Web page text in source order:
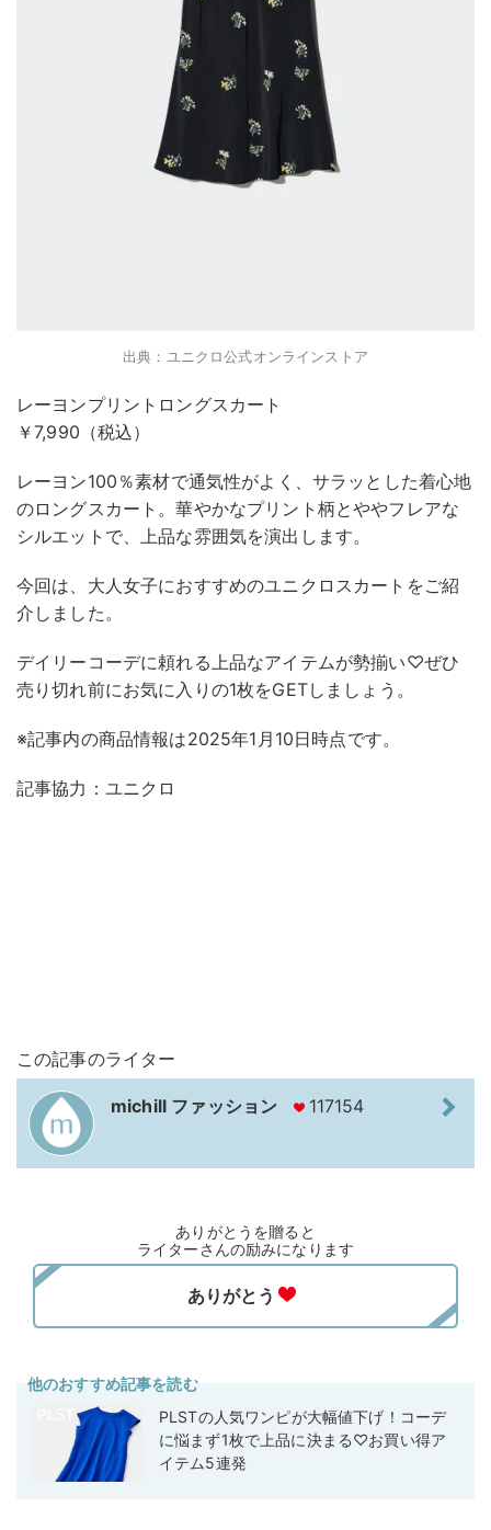
出典：ユニクロ公式オンラインストア
レーヨンプリントロングスカート
￥7,990（税込）
レーヨン100％素材で通気性がよく、サラッとした着心地
のロングスカート。華やかなプリント柄とややフレアな
シルエットで、上品な雰囲気を演出します。
今回は、大人女子におすすめのユニクロスカートをご紹
介しました。
デイリーコーデに頼れる上品なアイテムが勢揃い♡ぜひ
売り切れ前にお気に入りの1枚をGETしましょう。
※記事内の商品情報は2025年1月10日時点です。
記事協力：ユニクロ
この記事のライター
michill ファッション 117154
ありがとうを贈ると
ライターさんの励みになります
他のおすすめ記事を読む
PLSTの人気ワンピが大幅値下げ！コーデ
に悩まず1枚で上品に決まる♡お買い得ア
イテム5連発